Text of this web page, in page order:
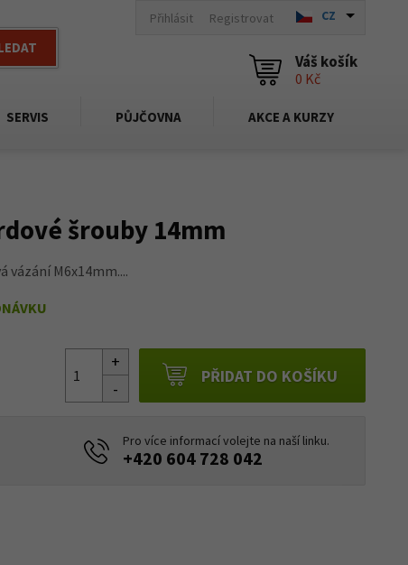
Přihlásit Registrovat CZ
Váš košík
0 Kč
SERVIS PŮJČOVNA AKCE A KURZY
šrouby 14mm
vázání M6x14mm....
PŘIDAT DO KOŠÍKU
Pro více informací volejte na naší linku.
+420 604 728 042